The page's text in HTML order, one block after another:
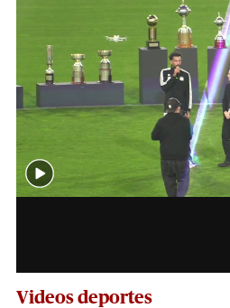
Videos deportes